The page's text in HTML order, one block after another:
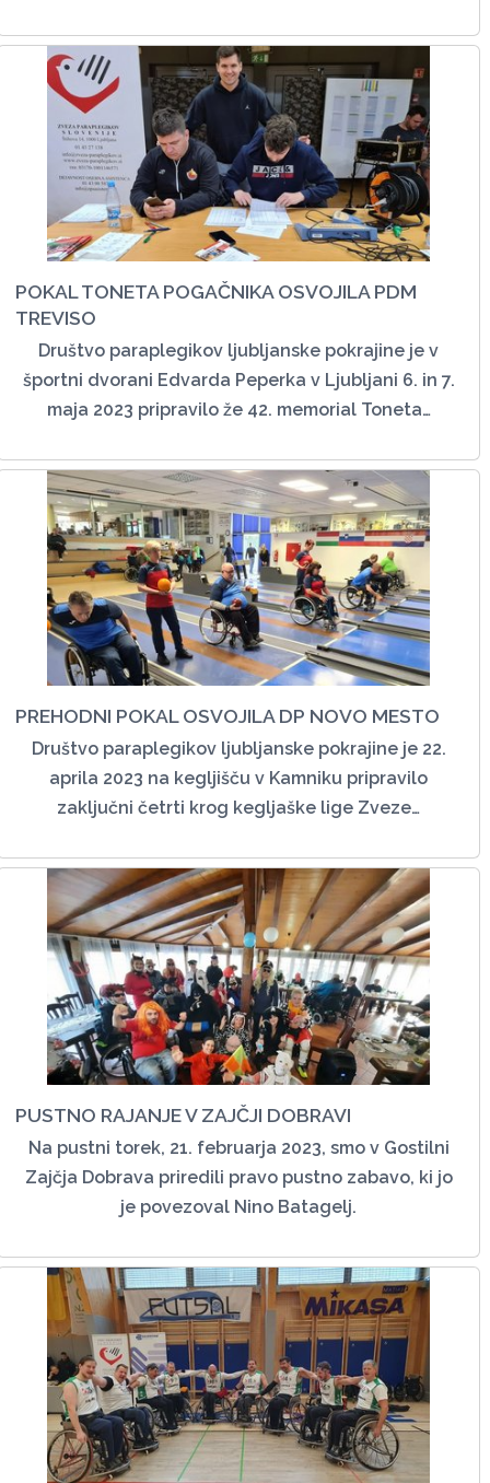
POKAL TONETA POGAČNIKA OSVOJILA PDM
TREVISO
Društvo paraplegikov ljubljanske pokrajine je v
športni dvorani Edvarda Peperka v Ljubljani 6. in 7.
maja 2023 pripravilo že 42. memorial Toneta…
PREHODNI POKAL OSVOJILA DP NOVO MESTO
Društvo paraplegikov ljubljanske pokrajine je 22.
aprila 2023 na kegljišču v Kamniku pripravilo
zaključni četrti krog kegljaške lige Zveze…
PUSTNO RAJANJE V ZAJČJI DOBRAVI
Na pustni torek, 21. februarja 2023, smo v Gostilni
Zajčja Dobrava priredili pravo pustno zabavo, ki jo
je povezoval Nino Batagelj.